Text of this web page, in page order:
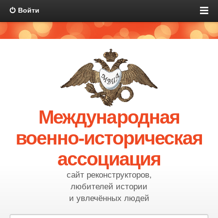
Войти
Международная
военно-историческая
ассоциация
сайт реконструкторов,
любителей истории
и увлечённых людей